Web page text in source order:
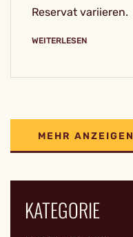
Reservat variieren.
WEITERLESEN
MEHR ANZEIGEN
KATEGORIE